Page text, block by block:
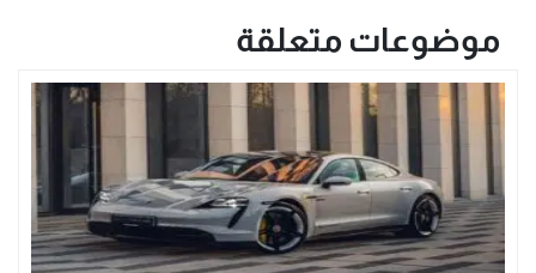
موضوعات متعلقة